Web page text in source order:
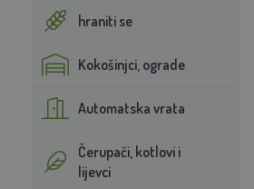
hraniti se
Kokošinjci, ograde
Automatska vrata
Čerupači, kotlovi i
lijevci